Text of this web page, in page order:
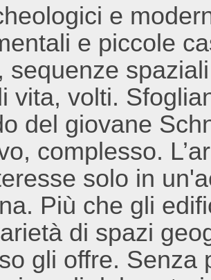
e
e piccole
sequenze
vita, volti.
del giovane
complesso.
solo in
Più che gli
di spazi
gli offre. Senza